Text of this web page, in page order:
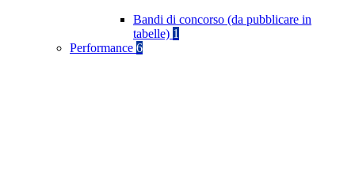
Bandi di concorso (da pubblicare in
tabelle) 1
Performance 6